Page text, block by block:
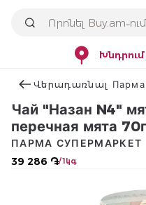
Վերադառնալ Парма
Чай "Назан N4"
перечная мята 70г
39 286 ֏/ 1կգ
ПАРМА СУПЕРМАРКЕТ